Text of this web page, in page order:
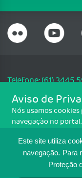
Este site utiliza
navegação. Para
Proteção
Telefone: (61) 3445
Email:
SGAS 616, Conjunto D,
CNPJ: 33.583.550/0001-30
MAPA DO SITE
Aviso de
Nós usamos
navegação no
Para ter mais
Política de cookies.